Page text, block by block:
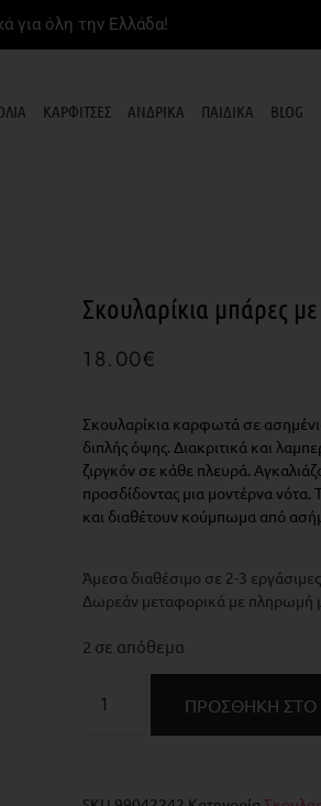
για όλη την Ελλάδα!
ΚΑΡΦΙΤΣΕΣ ΑΝΔΡΙΚΑ ΠΑΙΔΙΚΑ BLOG
Σκουλαρίκια μπάρες
18.00€
Σκουλαρίκια καρφωτά σε
διπλής όψης. Διακριτικά και
ζιργκόν σε κάθε πλευρά.
προσδίδοντας μια μοντέρνα νότα.
και διαθέτουν κούμπωμα από
Άμεσα διαθέσιμο σε 2-3
Δωρεάν μεταφορικά με πληρωμή
2 σε απόθεμα
ΠΡΟΣΘΉΚΗ ΣΤΟ